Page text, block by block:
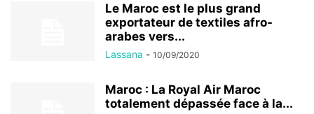
Le Maroc est le plus grand
exportateur de textiles afro-
arabes vers...
Lassana - 10/09/2020
Maroc : La Royal Air Maroc
totalement dépassée face à la...